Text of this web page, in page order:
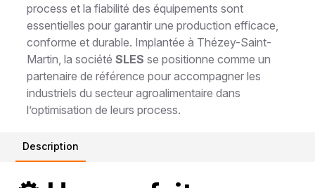
process et la fiabilité des équipements sont
essentielles pour garantir une production efficace,
conforme et durable. Implantée à Thézey-Saint-
Martin, la sociétéSLES se positionne comme un
partenaire de référence pour accompagner les
industriels du secteur agroalimentaire dans
l’optimisation de leurs process.
Description